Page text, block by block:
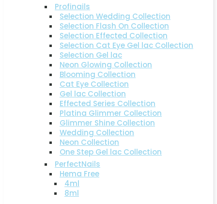
Profinails
Selection Wedding Collection
Selection Flash On Collection
Selection Effected Collection
Selection Cat Eye Gel lac Collection
Selection Gel lac
Neon Glowing Collection
Blooming Collection
Cat Eye Collection
Gel lac Collection
Effected Series Collection
Platina Glimmer Collection
Glimmer Shine Collection
Wedding Collection
Neon Collection
One Step Gel lac Collection
PerfectNails
Hema Free
4ml
8ml